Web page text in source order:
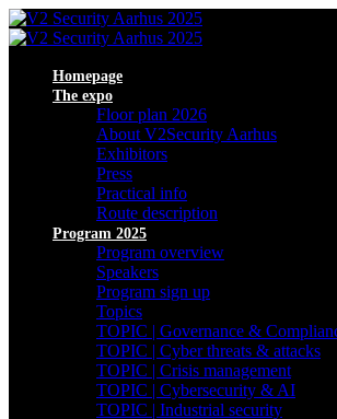
Homepage
The expo
Floor plan 2026
About V2Security Aarhus
Exhibitors
Press
Practical info
Route description
Program 2025
Program overview
Speakers
Program sign up
Topics
TOPIC | Governance &
TOPIC | Cyber threats & attacks
TOPIC | Crisis management
TOPIC | Cybersecurity & AI
TOPIC | Industrial security